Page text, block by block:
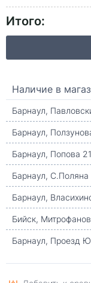
Итого:
Наличие в
Барнаул,
Барнаул,
Барнаул, Попова
Барнаул, С.Поляна
Барнаул,
Бийск,
Барнаул, Проезд